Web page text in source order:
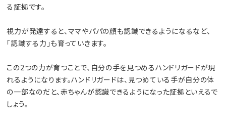
る証拠です。
視力が発達すると、ママやパパの顔も認識できるようになるなど、
「認識する力」も育っていきます。
この2つの力が育つことで、自分の手を見つめるハンドリガードが現
れるようになります。ハンドリガードは、見つめている手が自分の体
の一部なのだと、赤ちゃんが認識できるようになった証拠といえるで
しょう。